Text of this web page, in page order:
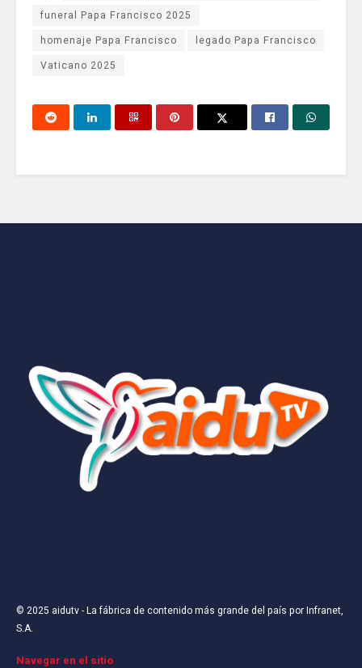
funeral Papa Francisco 2025
homenaje Papa Francisco
legado Papa Francisco
Vaticano 2025
Tu dirección de correo electrónico no será publicada.Los
campos obligatorios están marcados con*
Comentario*
© 2025 aidutv- La fábrica de contenido más grande del país porInfranet,
S.A.
Navegar en el sitio